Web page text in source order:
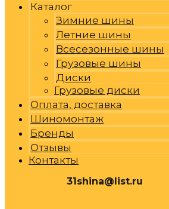
Каталог
Зимние шины
Летние шины
Всесезонные шины
Грузовые шины
Диски
Грузовые диски
Оплата, доставка
Шиномонтаж
Бренды
Отзывы
Контакты
31shina@list.ru